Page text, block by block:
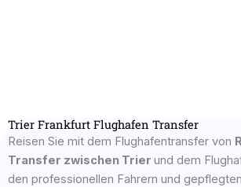
Trier Frankfurt Flughafen Transfer
Reisen Sie mit dem Flughafentransfer von
Transfer zwischen Trier und dem
den professionellen Fahrern und